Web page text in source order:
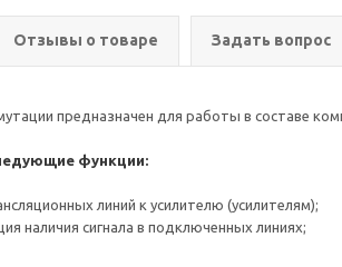
Отзывы о товаре Задать вопрос
предназначен для работы в составе
функции:
линий к усилителю (усилителям);
наличия сигнала в подключенных линиях;